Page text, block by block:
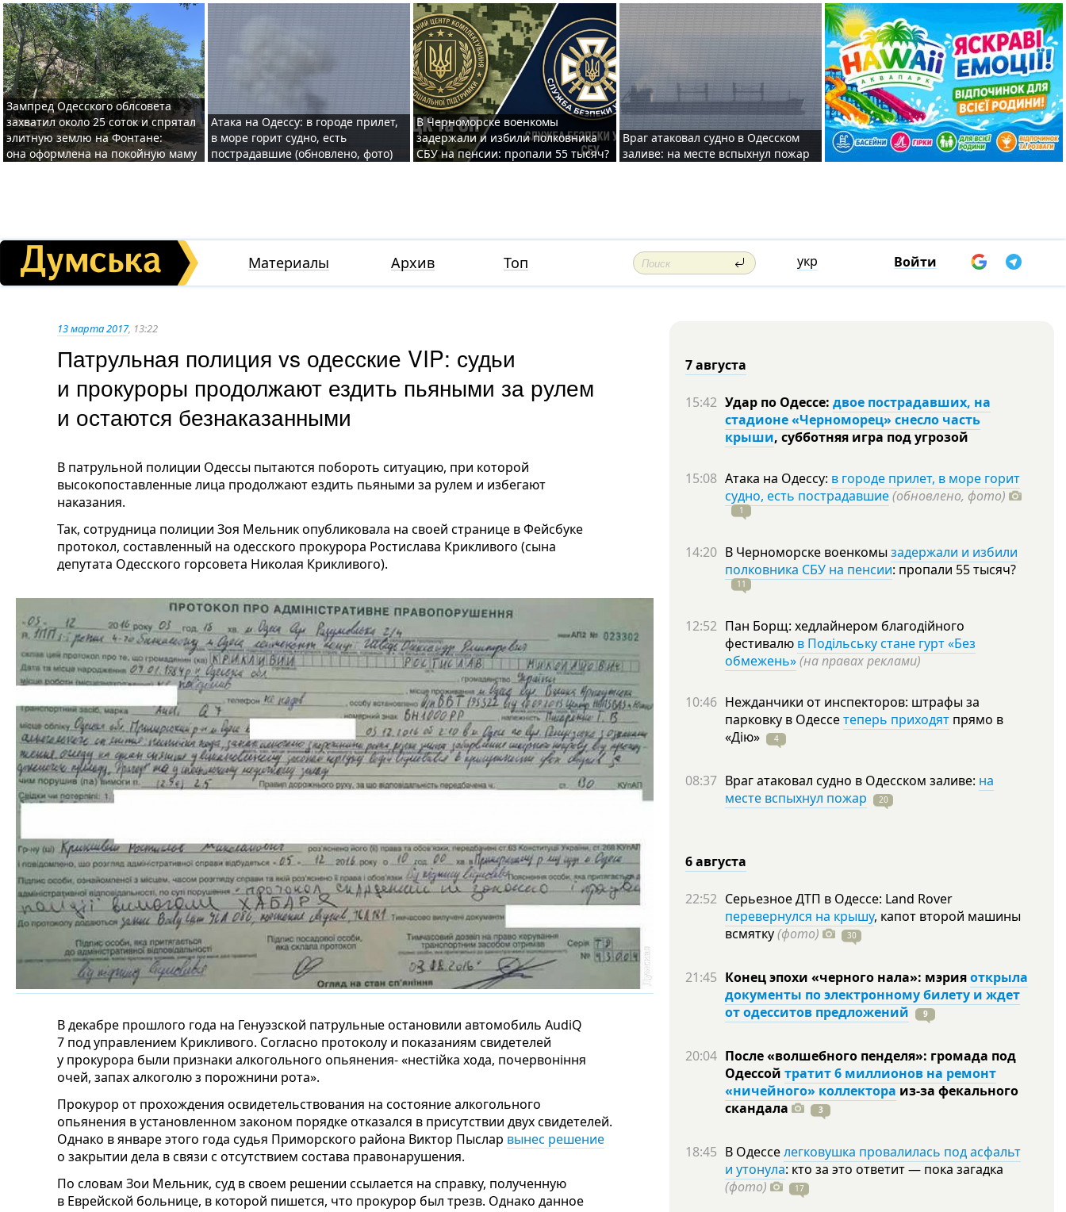
Зампред Одесского облсовета
захватил около 25 соток и спрятал
элитную землю на Фонтане:
она оформлена на покойную маму
Атака на Одессу: в городе прилет,
в море горит судно, есть
пострадавшие (обновлено, фото)
В Черноморске военкомы
задержали и избили полковника
СБУ на пенсии: пропали 55 тысяч?
Враг атаковал судно в Одесском
заливе: на месте вспыхнул пожар
Материалы Архив Топ укр Войти
13 марта 2017, 13:22
Патрульная полиция vs одесские VIP: судьи
и прокуроры продолжают ездить пьяными за рулем
и остаются безнаказанными
В патрульной полиции Одессы пытаются побороть ситуацию, при которой
высокопоставленные лица продолжают ездить пьяными за рулем и избегают
наказания.
Так, сотрудница полиции Зоя Мельник опубликовала на своей странице в Фейсбуке
протокол, составленный на одесского прокурора Ростислава Крикливого (сына
депутата Одесского горсовета Николая Крикливого).
В декабре прошлого года на Генуэзской патрульные остановили автомобиль AudiQ
7 под управлением Крикливого. Согласно протоколу и показаниям свидетелей
у прокурора были признаки алкогольного опьянения- «нестійка хода, почервоніння
очей, запах алкоголю з порожнини рота».
Прокурор от прохождения освидетельствования на состояние алкогольного
опьянения в установленном законом порядке отказался в присутствии двух свидетелей.
Однако в январе этого года судья Приморского района Виктор Пыслар вынес решение
о закрытии дела в связи с отсутствием состава правонарушения.
По словам Зои Мельник, суд в своем решении ссылается на справку, полученную
в Еврейской больнице, в которой пишется, что прокурор был трезв. Однако данное
7 августа
15:42 Удар по Одессе: двое пострадавших, на
стадионе «Черноморец» снесло часть
крыши, субботняя игра под угрозой
15:08 Атака на Одессу: в городе прилет, в море горит
судно, есть пострадавшие(обновлено, фото)
1
14:20 В Черноморске военкомы задержали и избили
полковника СБУ на пенсии: пропали 55тысяч?
11
12:52 Пан Борщ: хедлайнером благодійного
фестивалю в Подільську стане гурт «Без
обмежень»(на правах реклами)
10:46 Нежданчики от инспекторов: штрафы за
парковку в Одессетеперь приходят прямо в
«Дію»
4
08:37 Враг атаковал судно в Одесском заливе: на
месте вспыхнул пожар
20
6 августа
22:52 Серьезное ДТП в Одессе: Land Rover
перевернулся на крышу, капот второй машины
всмятку(фото) 30
21:45 Конец эпохи «черного нала»: мэрияоткрыла
документы по электронному билету и ждет
от одесситов предложений
9
20:04 После «волшебного пенделя»: громада под
Одессой тратит 6 миллионов на ремонт
«ничейного» коллектора из-за фекального
скандала
3
18:45 В Одесселегковушка провалилась под асфальт
и утонула: кто за это ответит — пока загадка
(фото)
17